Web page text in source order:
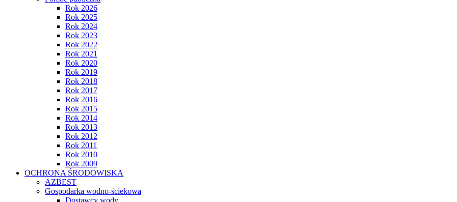
Rok 2026
Rok 2025
Rok 2024
Rok 2023
Rok 2022
Rok 2021
Rok 2020
Rok 2019
Rok 2018
Rok 2017
Rok 2016
Rok 2015
Rok 2014
Rok 2013
Rok 2012
Rok 2011
Rok 2010
Rok 2009
OCHRONA ŚRODOWISKA
AZBEST
Gospodarka wodno-ściekowa